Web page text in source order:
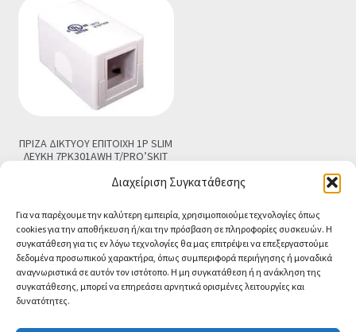
Διαχείριση Συγκατάθεσης
Για να παρέχουμε την καλύτερη εμπειρία, χρησιμοποιούμε τεχνολογίες όπως
cookies για την αποθήκευση ή/και την πρόσβαση σε πληροφορίες συσκευών. Η
συγκατάθεση για τις εν λόγω τεχνολογίες θα μας επιτρέψει να επεξεργαστούμε
δεδομένα προσωπικού χαρακτήρα, όπως συμπεριφορά περιήγησης ή μοναδικά
αναγνωριστικά σε αυτόν τον ιστότοπο. Η μη συγκατάθεση ή η ανάκληση της
συγκατάθεσης, μπορεί να επηρεάσει αρνητικά ορισμένες λειτουργίες και
δυνατότητες.
ΠΡΙΖΑ ΔΙΚΤΥΟΥ ΕΠΙΤΟΙΧΗ 1P SLIM
ΛΕΥΚΗ 7PK301AWH T/PRO’SKIT
Τελική τιμή
Προσθήκη στο καλάθι
© CA-MICROLAND 2026